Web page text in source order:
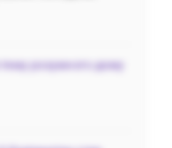
розумного дому